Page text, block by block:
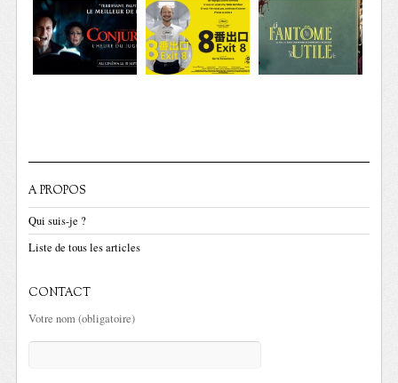
A PROPOS
Qui suis-je ?
Liste de tous les articles
CONTACT
Votre nom (obligatoire)